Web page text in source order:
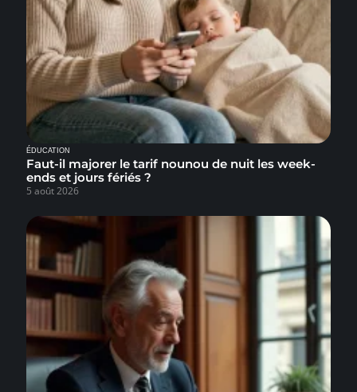
ÉDUCATION
Faut-il majorer le tarif nounou de nuit les week-
ends et jours fériés ?
5 août 2026